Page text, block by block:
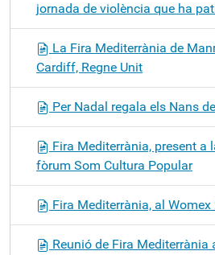
jornada de violència que ha
La Fira Mediterrània de
Cardiff, Regne Unit
Per Nadal regala els Nans
Fira Mediterrània, present a
fòrum Som Cultura Popular
Fira Mediterrània, al Womex
Reunió de Fira